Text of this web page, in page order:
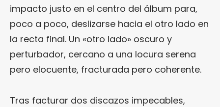
impacto justo en el centro del álbum para,
poco a poco, deslizarse hacia el otro lado en
la recta final. Un «otro lado» oscuro y
perturbador, cercano a una locura serena
pero elocuente, fracturada pero coherente.
Tras facturar dos discazos impecables,